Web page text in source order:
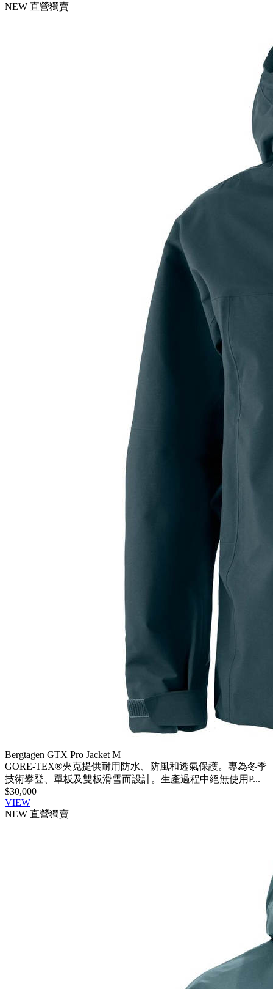
NEW 直營獨賣
Bergtagen GTX Pro Jacket M
GORE-TEX®夾克提供耐用防水、防風和透氣保護。專為冬季
技術攀登、單板及雙板滑雪而設計。生產過程中絕無使用P...
$30,000
VIEW
NEW 直營獨賣